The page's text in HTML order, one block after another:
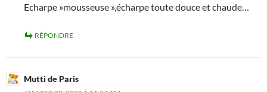
Echarpe »mousseuse »,écharpe toute douce et chaude…
RÉPONDRE
Mutti de Paris